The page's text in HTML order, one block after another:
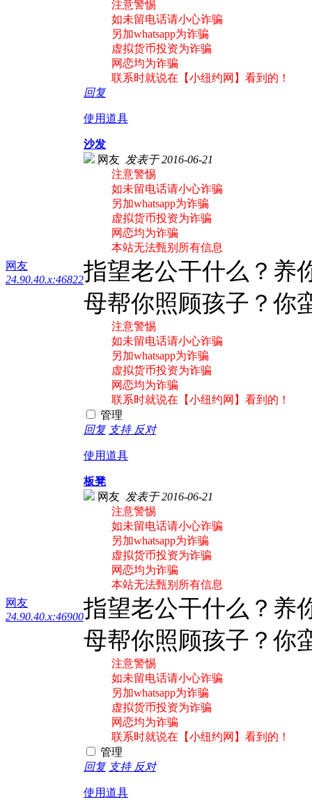
注意警惕
如未留电话请小心诈骗
另加whatsapp为诈骗
虚拟货币投资为诈骗
网恋均为诈骗
联系时就说在【小纽约网】看到的！
回复
使用道具
网友
24.90.40.x:46822
沙发
网友 发表于 2016-06-21
注意警惕
如未留电话请小心诈骗
另加whatsapp为诈骗
虚拟货币投资为诈骗
网恋均为诈骗
本站无法甄别所有信息
指望老公干什么？养
母帮你照顾孩子？你
注意警惕
如未留电话请小心诈骗
另加whatsapp为诈骗
虚拟货币投资为诈骗
网恋均为诈骗
联系时就说在【小纽约网】看到的！
管理
回复 支持 反对
使用道具
网友
24.90.40.x:46900
板凳
网友 发表于 2016-06-21
注意警惕
如未留电话请小心诈骗
另加whatsapp为诈骗
虚拟货币投资为诈骗
网恋均为诈骗
本站无法甄别所有信息
指望老公干什么？养
母帮你照顾孩子？你
注意警惕
如未留电话请小心诈骗
另加whatsapp为诈骗
虚拟货币投资为诈骗
网恋均为诈骗
联系时就说在【小纽约网】看到的！
管理
回复 支持 反对
使用道具